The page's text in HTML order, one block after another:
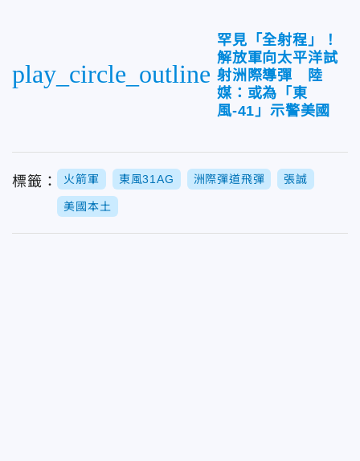
play_circle_outline
罕見「全射程」！
解放軍向太平洋試
射洲際導彈 陸
媒：或為「東
風-41」示警美國
標籤： 火箭軍 東風31AG 洲際彈道飛彈 張誠
美國本土